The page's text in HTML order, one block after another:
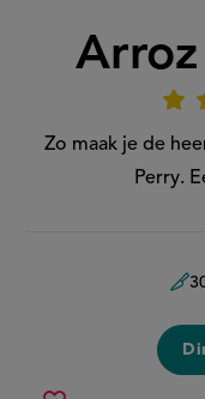
Zo maak je de
Perry.